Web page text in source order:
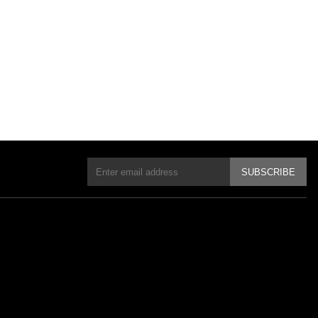
SUBSCRIBE